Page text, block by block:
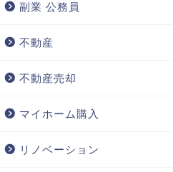
副業 公務員
不動産
不動産売却
マイホーム購入
リノベーション